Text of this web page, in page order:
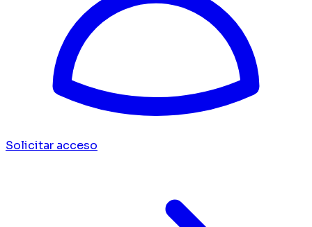
Solicitar acceso